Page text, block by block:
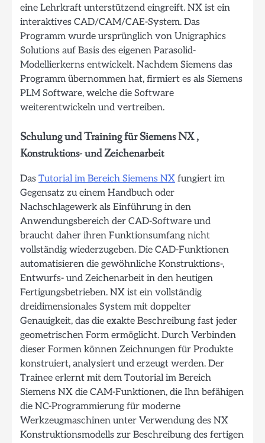
eine Lehrkraft unterstützend eingreift. NX ist ein
interaktives CAD/CAM/CAE-System. Das
Programm wurde ursprünglich von Unigraphics
Solutions auf Basis des eigenen Parasolid-
Modellierkerns entwickelt. Nachdem Siemens das
Programm übernommen hat, firmiert es als Siemens
PLM Software, welche die Software
weiterentwickeln und vertreiben.
Schulung und Training für Siemens NX ,
Konstruktions- und Zeichenarbeit
Das Tutorial im Bereich Siemens NX fungiert im
Gegensatz zu einem Handbuch oder
Nachschlagewerk als Einführung in den
Anwendungsbereich der CAD-Software und
braucht daher ihren Funktionsumfang nicht
vollständig wiederzugeben. Die CAD-Funktionen
automatisieren die gewöhnliche Konstruktions-,
Entwurfs- und Zeichenarbeit in den heutigen
Fertigungsbetrieben. NX ist ein vollständig
dreidimensionales System mit doppelter
Genauigkeit, das die exakte Beschreibung fast jeder
geometrischen Form ermöglicht. Durch Verbinden
dieser Formen können Zeichnungen für Produkte
konstruiert, analysiert und erzeugt werden. Der
Trainee erlernt mit dem Toutorial im Bereich
Siemens NX die CAM-Funktionen, die Ihn befähigen
die NC-Programmierung für moderne
Werkzeugmaschinen unter Verwendung des NX
Konstruktionsmodells zur Beschreibung des fertigen